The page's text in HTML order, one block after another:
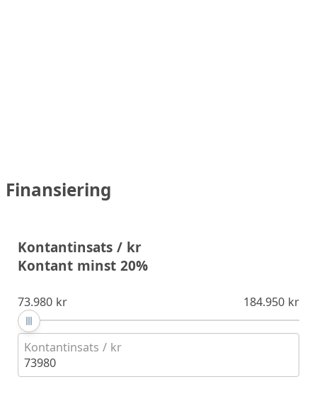
Finansiering
Kontantinsats / kr
Kontant minst 20%
73.980 kr 184.950 kr
Kontantinsats / kr
73980